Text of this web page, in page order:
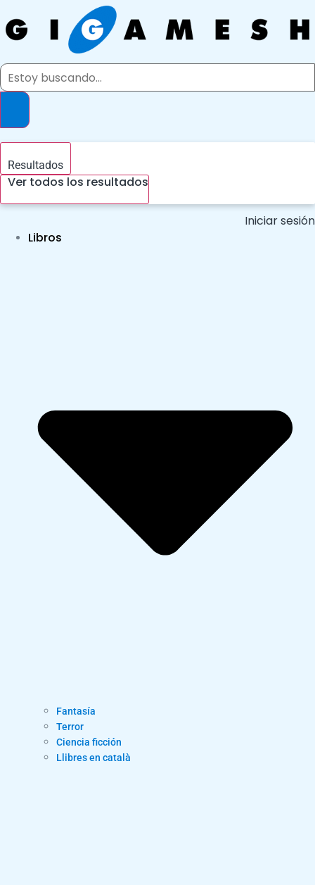
al
contenido
Search
Resultados
Ver todos los resultados
Iniciar sesión
Libros
Fantasía
Terror
Ciencia ficción
Llibres en català